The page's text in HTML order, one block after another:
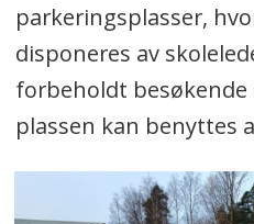
parkeringsplasser,
disponeres av
forbeholdt besøkende
plassen kan benyttes